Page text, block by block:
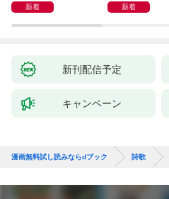
新着 新着
新刊配信予定
キャンペーン
漫画無料試し読みならdブック 詩歌